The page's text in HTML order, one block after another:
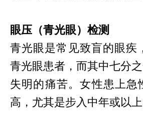
眼压（青光眼）检测
青光眼是常见致盲的眼疾
青光眼患者，而其中七分
失明的痛苦。女性患上急
高，尤其是步入中年或以上